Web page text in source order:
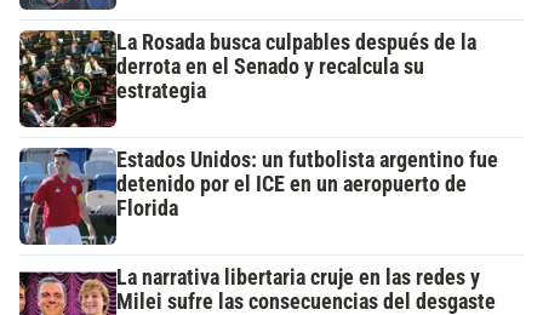
La Rosada busca culpables después de la
derrota en el Senado y recalcula su
estrategia
Estados Unidos: un futbolista argentino fue
detenido por el ICE en un aeropuerto de
Florida
La narrativa libertaria cruje en las redes y
Milei sufre las consecuencias del desgaste